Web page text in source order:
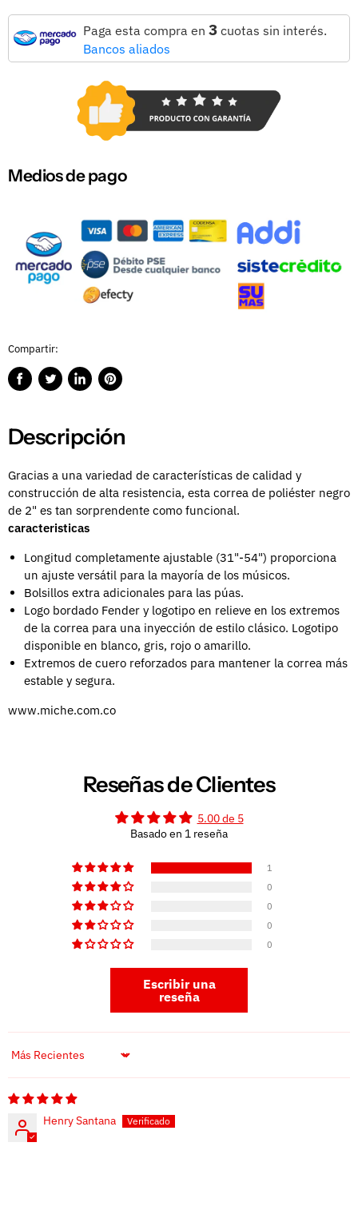
Paga esta compra en 3 cuotas sin interés.
Bancos aliados
Medios de pago
Compartir:
CompartirPublicarCompartirGuardar
Descripción
Gracias a una variedad de características de calidad y
construcción de alta resistencia, esta correa de poliéster negro
de 2" es tan sorprendente como funcional.
caracteristicas
Longitud completamente ajustable (31"-54") proporciona
un ajuste versátil para la mayoría de los músicos.
Bolsillos extra adicionales para las púas.
Logo bordado Fender y logotipo en relieve en los extremos
de la correa para una inyección de estilo clásico. Logotipo
disponible en blanco, gris, rojo o amarillo.
Extremos de cuero reforzados para mantener la correa más
estable y segura.
www.miche.com.co
Reseñas de Clientes
5.00 de 5
Basado en 1 reseña
1
0
0
0
0
Escribir una
reseña
Sort by
Henry Santana